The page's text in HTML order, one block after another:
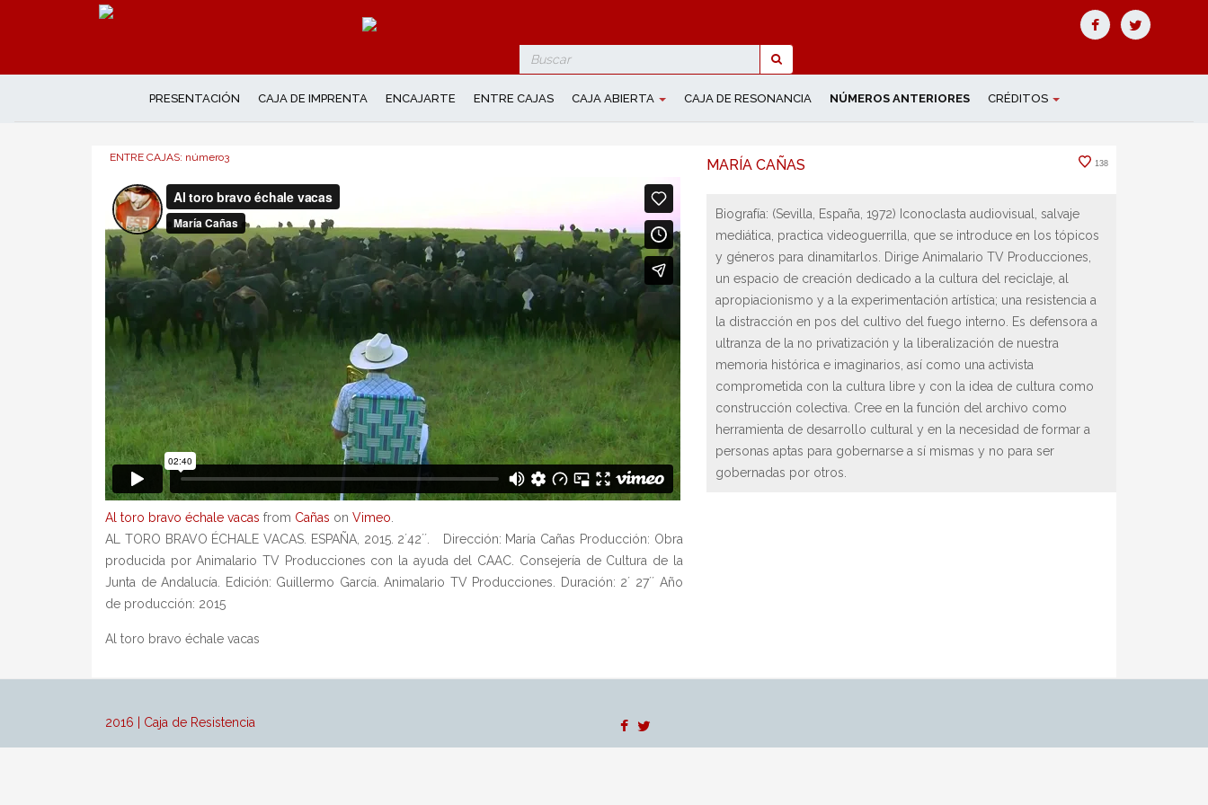
Search
for
PRESENTACIÓN CAJA DE IMPRENTA ENCAJARTE ENTRE CAJAS CAJA ABIERTA CAJA DE RESONANCIA NÚMEROS ANTERIORES CRÉDITOS
ENTRE CAJAS: número3
Al toro bravo échale vacas from Cañas on Vimeo
AL TORO BRAVO ÉCHALE VACAS. ESPAÑA, 2015. 2´42´´. Dirección: María Cañas Producción: Obra
producida por Animalario TV Producciones con la ayuda del CAAC. Consejería de Cultura de la
Junta de Andalucía. Edición: Guillermo García. Animalario TV Producciones. Duración: 2´ 27´´ Año
de producción: 2015
Al toro bravo échale vacas
MARÍA CAÑAS 138
Biografía: (Sevilla, España, 1972) Iconoclasta audiovisual, salvaje
mediática, practica videoguerrilla, que se introduce en los tópicos
y géneros para dinamitarlos. Dirige Animalario TV Producciones,
un espacio de creación dedicado a la cultura del reciclaje, al
apropiacionismo y a la experimentación artística; una resistencia a
la distracción en pos del cultivo del fuego interno. Es defensora a
ultranza de la no privatización y la liberalización de nuestra
memoria histórica e imaginarios, así como una activista
comprometida con la cultura libre y con la idea de cultura como
construcción colectiva. Cree en la función del archivo como
herramienta de desarrollo cultural y en la necesidad de formar a
personas aptas para gobernarse a sí mismas y no para ser
gobernadas por otros.
2016 | Caja de Resistencia